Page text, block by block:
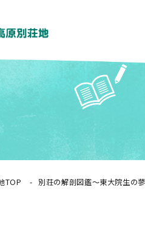
TOP 別荘の解剖図鑑〜東大院生の